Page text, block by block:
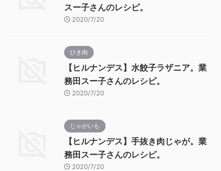
スー子さんのレシピ。
2020/7/20
ひき肉
【ヒルナンデス】水餃子ラザニア。業
務田スー子さんのレシピ。
2020/7/20
じゃがいも
【ヒルナンデス】手抜き肉じゃが。業
務田スー子さんのレシピ。
2020/7/20